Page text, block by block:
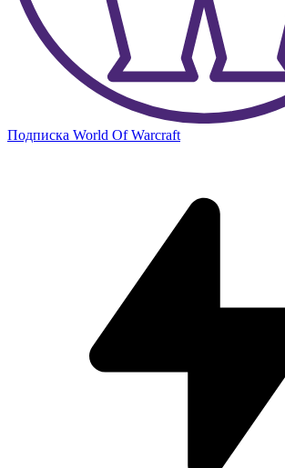
Подписка World Of Warcraft